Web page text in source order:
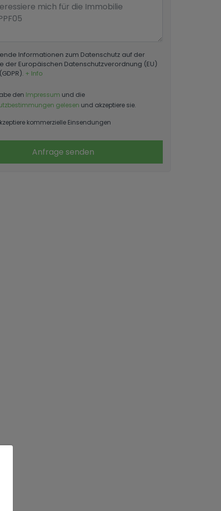
Informationen zum Datenschutz auf der
der Europäischen Datenschutzverordnung (EU)
+ Info
den Impressum und die
gelesen und akzeptiere sie.
kommerzielle Einsendungen
Anfrage senden